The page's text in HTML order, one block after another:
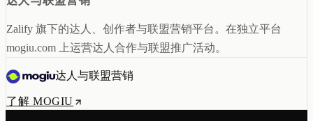
Zalify 旗下的达人、创作者与联盟营销平台。在独立平台
mogiu.com 上运营达人合作与联盟推广活动。
达人与联盟营销
了解 MOGIU